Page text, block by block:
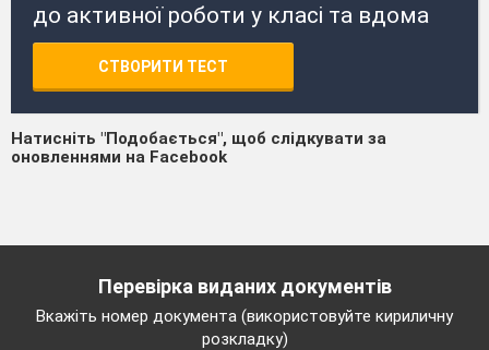
до активної роботи у класі та вдома
СТВОРИТИ ТЕСТ
Натисніть "Подобається", щоб слідкувати за
оновленнями на Facebook
Перевірка виданих документів
Вкажіть номер документа (використовуйте кириличну
розкладку)